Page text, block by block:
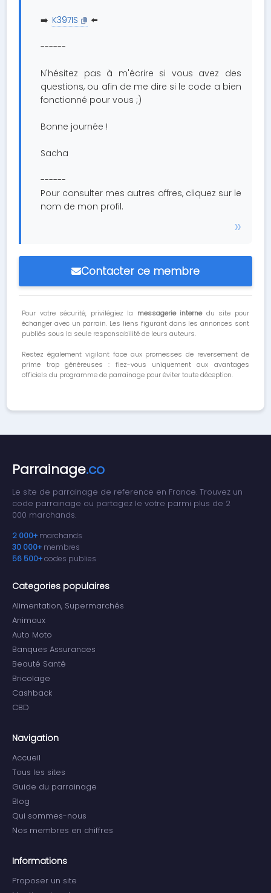
➡️ K397IS ⬅️
------
N'hésitez pas à m'écrire si vous avez des
questions, ou afin de me dire si le code a bien
fonctionné pour vous ;)
Bonne journée !
Sacha
------
Pour consulter mes autres offres, cliquez sur le
nom de mon profil.
Contacter ce membre
Pour votre sécurité, privilégiez la messagerie internedu site pour
échanger avec un parrain. Les liens figurant dans les annonces sont
publiés sous la seule responsabilité de leurs auteurs.
Restez également vigilant face aux promesses de reversement de
prime trop généreuses : fiez-vous uniquement aux avantages
officiels du programme de parrainage pour éviter toute déception.
Parrainage.co
Le site de parrainage de reference en France. Trouvez un
code parrainage ou partagez le votre parmi plus de 2
000 marchands.
2 000+ marchands
30 000+ membres
56 500+codes publies
Categories populaires
Alimentation, Supermarchés
Animaux
Auto Moto
Banques Assurances
Beauté Santé
Bricolage
Cashback
CBD
Navigation
Accueil
Tous les sites
Guide du parrainage
Blog
Qui sommes-nous
Nos membres en chiffres
Informations
Proposer un site